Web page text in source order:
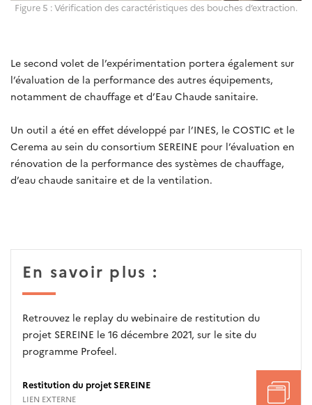
Figure 5 : Vérification des caractéristiques des bouches d’extraction.
Le second volet de l’expérimentation portera également sur
l’évaluation de la performance des autres équipements,
notamment de chauffage et d’Eau Chaude sanitaire.
Un outil a été en effet développé par l’INES, le COSTIC et le
Cerema au sein du consortium SEREINE pour l’évaluation en
rénovation de la performance des systèmes de chauffage,
d’eau chaude sanitaire et de la ventilation.
En savoir plus :
Retrouvez le replay du webinaire de restitution du
projet SEREINE le 16 décembre 2021, sur le site du
programme Profeel.
Restitution du projet SEREINE
LIEN EXTERNE